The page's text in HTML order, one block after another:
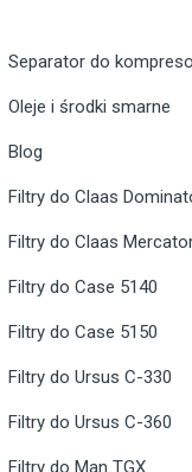
Separator do
Oleje i środki smarne
Blog
Filtry do Claas
Filtry do Claas
Filtry do Case 5140
Filtry do Case 5150
Filtry do Ursus C-330
Filtry do Ursus C-360
Filtry do Man TGX